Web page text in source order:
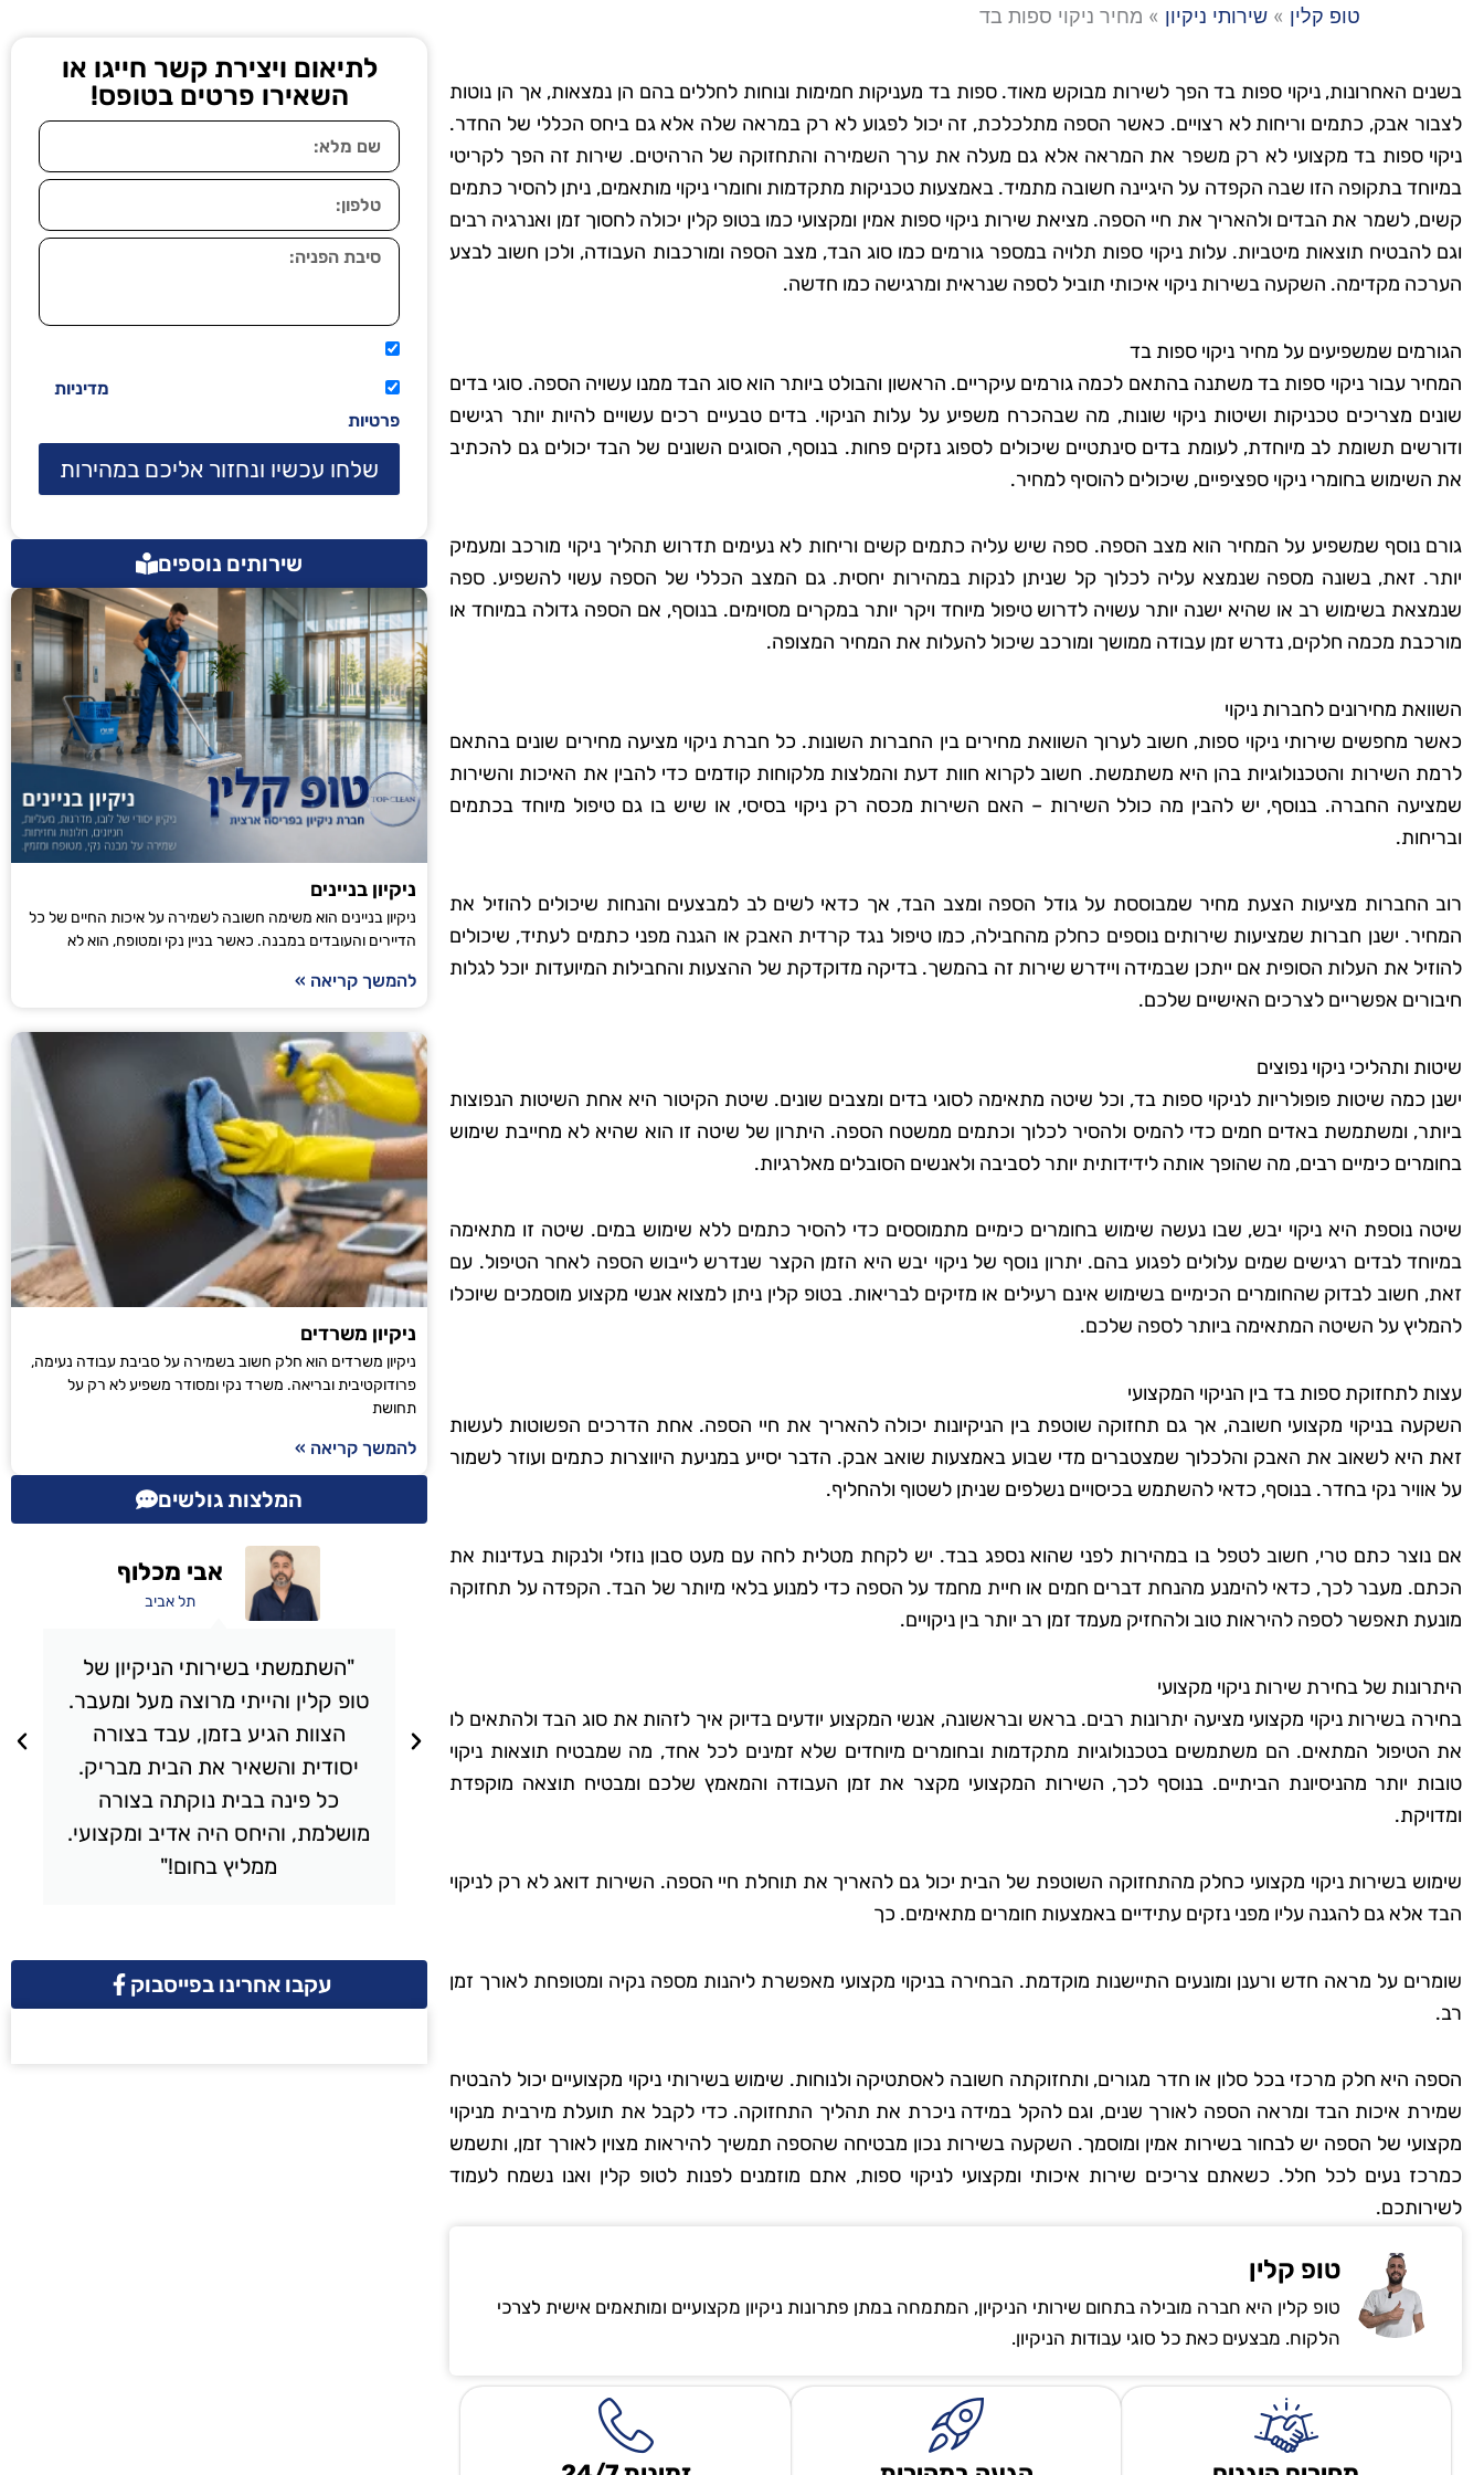
טופ קלין » שירותי ניקיון » מחיר ניקוי ספות בד
בשנים האחרונות, ניקוי ספות בד הפך לשירות מבוקש מאוד. ספות בד מעניקות חמימות ונוחות לחללים בהם הן נמצאות, אך הן נוטות
לצבור אבק, כתמים וריחות לא רצויים. כאשר הספה מתלכלכת, זה יכול לפגוע לא רק במראה שלה אלא גם ביחס הכללי של החדר.
ניקוי ספות בד מקצועי לא רק משפר את המראה אלא גם מעלה את ערך השמירה והתחזוקה של הרהיטים. שירות זה הפך לקריטי
במיוחד בתקופה הזו שבה הקפדה על היגיינה חשובה מתמיד. באמצעות טכניקות מתקדמות וחומרי ניקוי מותאמים, ניתן להסיר כתמים
קשים, לשמר את הבדים ולהאריך את חיי הספה. מציאת שירות ניקוי ספות אמין ומקצועי כמו בטופ קלין יכולה לחסוך זמן ואנרגיה רבים
וגם להבטיח תוצאות מיטביות. עלות ניקוי ספות תלויה במספר גורמים כמו סוג הבד, מצב הספה ומורכבות העבודה, ולכן חשוב לבצע
הערכה מקדימה. השקעה בשירות ניקוי איכותי תוביל לספה שנראית ומרגישה כמו חדשה.
הגורמים שמשפיעים על מחיר ניקוי ספות בד
המחיר עבור ניקוי ספות בד משתנה בהתאם לכמה גורמים עיקריים. הראשון והבולט ביותר הוא סוג הבד ממנו עשויה הספה. סוגי בדים
שונים מצריכים טכניקות ושיטות ניקוי שונות, מה שבהכרח משפיע על עלות הניקוי. בדים טבעיים רכים עשויים להיות יותר רגישים
ודורשים תשומת לב מיוחדת, לעומת בדים סינתטיים שיכולים לספוג נזקים פחות. בנוסף, הסוגים השונים של הבד יכולים גם להכתיב
את השימוש בחומרי ניקוי ספציפיים, שיכולים להוסיף למחיר.
גורם נוסף שמשפיע על המחיר הוא מצב הספה. ספה שיש עליה כתמים קשים וריחות לא נעימים תדרוש תהליך ניקוי מורכב ומעמיק
יותר. זאת, בשונה מספה שנמצא עליה לכלוך קל שניתן לנקות במהירות יחסית. גם המצב הכללי של הספה עשוי להשפיע. ספה
שנמצאת בשימוש רב או שהיא ישנה יותר עשויה לדרוש טיפול מיוחד ויקר יותר במקרים מסוימים. בנוסף, אם הספה גדולה במיוחד או
מורכבת מכמה חלקים, נדרש זמן עבודה ממושך ומורכב שיכול להעלות את המחיר המצופה.
השוואת מחירונים לחברות ניקוי
כאשר מחפשים שירותי ניקוי ספות, חשוב לערוך השוואת מחירים בין החברות השונות. כל חברת ניקוי מציעה מחירים שונים בהתאם
לרמת השירות והטכנולוגיות בהן היא משתמשת. חשוב לקרוא חוות דעת והמלצות מלקוחות קודמים כדי להבין את האיכות והשירות
שמציעה החברה. בנוסף, יש להבין מה כולל השירות – האם השירות מכסה רק ניקוי בסיסי, או שיש בו גם טיפול מיוחד בכתמים
ובריחות.
רוב החברות מציעות הצעת מחיר שמבוססת על גודל הספה ומצב הבד, אך כדאי לשים לב למבצעים והנחות שיכולים להוזיל את
המחיר. ישנן חברות שמציעות שירותים נוספים כחלק מהחבילה, כמו טיפול נגד קרדית האבק או הגנה מפני כתמים לעתיד, שיכולים
להוזיל את העלות הסופית אם ייתכן שבמידה ויידרש שירות זה בהמשך. בדיקה מדוקדקת של ההצעות והחבילות המיועדות יוכל לגלות
חיבורים אפשריים לצרכים האישיים שלכם.
שיטות ותהליכי ניקוי נפוצים
ישנן כמה שיטות פופולריות לניקוי ספות בד, וכל שיטה מתאימה לסוגי בדים ומצבים שונים. שיטת הקיטור היא אחת השיטות הנפוצות
ביותר, ומשתמשת באדים חמים כדי להמיס ולהסיר לכלוך וכתמים ממשטח הספה. היתרון של שיטה זו הוא שהיא לא מחייבת שימוש
בחומרים כימיים רבים, מה שהופך אותה לידידותית יותר לסביבה ולאנשים הסובלים מאלרגיות.
שיטה נוספת היא ניקוי יבש, שבו נעשה שימוש בחומרים כימיים מתמוססים כדי להסיר כתמים ללא שימוש במים. שיטה זו מתאימה
במיוחד לבדים רגישים שמים עלולים לפגוע בהם. יתרון נוסף של ניקוי יבש היא הזמן הקצר שנדרש לייבוש הספה לאחר הטיפול. עם
זאת, חשוב לבדוק שהחומרים הכימיים בשימוש אינם רעילים או מזיקים לבריאות. בטופ קלין ניתן למצוא אנשי מקצוע מוסמכים שיוכלו
להמליץ על השיטה המתאימה ביותר לספה שלכם.
עצות לתחזוקת ספות בד בין הניקוי המקצועי
השקעה בניקוי מקצועי חשובה, אך גם תחזוקה שוטפת בין הניקיונות יכולה להאריך את חיי הספה. אחת הדרכים הפשוטות לעשות
זאת היא לשאוב את האבק והלכלוך שמצטברים מדי שבוע באמצעות שואב אבק. הדבר יסייע במניעת היווצרות כתמים ועוזר לשמור
על אוויר נקי בחדר. בנוסף, כדאי להשתמש בכיסויים נשלפים שניתן לשטוף ולהחליף.
אם נוצר כתם טרי, חשוב לטפל בו במהירות לפני שהוא נספג בבד. יש לקחת מטלית לחה עם מעט סבון נוזלי ולנקות בעדינות את
הכתם. מעבר לכך, כדאי להימנע מהנחת דברים חמים או חיית מחמד על הספה כדי למנוע בלאי מיותר של הבד. הקפדה על תחזוקה
מונעת תאפשר לספה להיראות טוב ולהחזיק מעמד זמן רב יותר בין ניקויים.
היתרונות של בחירת שירות ניקוי מקצועי
בחירה בשירות ניקוי מקצועי מציעה יתרונות רבים. בראש ובראשונה, אנשי המקצוע יודעים בדיוק איך לזהות את סוג הבד ולהתאים לו
את הטיפול המתאים. הם משתמשים בטכנולוגיות מתקדמות ובחומרים מיוחדים שלא זמינים לכל אחד, מה שמבטיח תוצאות ניקוי
טובות יותר מהניסיונת הביתיים. בנוסף לכך, השירות המקצועי מקצר את זמן העבודה והמאמץ שלכם ומבטיח תוצאה מוקפדת
ומדויקת.
שימוש בשירות ניקוי מקצועי כחלק מהתחזוקה השוטפת של הבית יכול גם להאריך את תוחלת חיי הספה. השירות דואג לא רק לניקוי
הבד אלא גם להגנה עליו מפני נזקים עתידיים באמצעות חומרים מתאימים. כך
שומרים על מראה חדש ורענן ומונעים התיישנות מוקדמת. הבחירה בניקוי מקצועי מאפשרת ליהנות מספה נקיה ומטופחת לאורך זמן
רב.
הספה היא חלק מרכזי בכל סלון או חדר מגורים, ותחזוקתה חשובה לאסתטיקה ולנוחות. שימוש בשירותי ניקוי מקצועיים יכול להבטיח
שמירת איכות הבד ומראה הספה לאורך שנים, וגם להקל במידה ניכרת את תהליך התחזוקה. כדי לקבל את תועלת מירבית מניקוי
מקצועי של הספה יש לבחור בשירות אמין ומוסמך. השקעה בשירות נכון מבטיחה שהספה תמשיך להיראות מצוין לאורך זמן, ותשמש
כמרכז נעים לכל חלל. כשאתם צריכים שירות איכותי ומקצועי לניקוי ספות, אתם מוזמנים לפנות לטופ קלין ואנו נשמח לעמוד
לשירותכם.
טופ קלין
טופ קלין היא חברה מובילה בתחום שירותי הניקיון, המתמחה במתן פתרונות ניקיון מקצועיים ומותאמים אישית לצרכי
הלקוח. מבצעים כאת כל סוגי עבודות הניקיון.
לתיאום ויצירת קשר חייגו או
השאירו פרטים בטופס!
מדיניות
פרטיות
שלחו עכשיו ונחזור אליכם במהירות
שירותים נוספים
ניקיון בניינים
ניקיון בניינים הוא משימה חשובה לשמירה על איכות החיים של כל
הדיירים והעובדים במבנה. כאשר בניין נקי ומטופח, הוא לא
להמשך קריאה »
ניקיון משרדים
ניקיון משרדים הוא חלק חשוב בשמירה על סביבת עבודה נעימה,
פרודוקטיבית ובריאה. משרד נקי ומסודר משפיע לא רק על
תחושת
להמשך קריאה »
המלצות גולשים
מעולם לא היה כל
הם דאגו לכל
וגם הקפידו
ידידותיים
היה נהדר,
בשירותיהם."
שמרית סבג
רמת גן
ששמעתי עליהם המלצות טובות,
ולא התאכזבתי. הצוות הגיע בזמן,
היה מאוד מקצועי והשאיר את הבית
נקי ומסודר בדיוק כמו שציפיתי.
רועי בן-דוד
הצוות הגיע בזמן, עבד בצורה
יסודית והשאיר את הבית מבריק.
כל פינה בבית נוקתה בצורה
אבי מכלוף
תל אביב
"אני עובדת עם טופ קלין כבר
מספר חודשים וכל פעם אני מרוצה
מחדש. הצוות תמיד מגיע בזמן,
הניקיון יסודי והבית מרגיש רענן
ונקי. השירות פשוט מצוין והמחיר
הוגן. ממליצה לכל מי שמחפש
חברת ניקיון מקצועית."
הודיה טויטו
ירושלים
עקבו אחרינו בפייסבוק